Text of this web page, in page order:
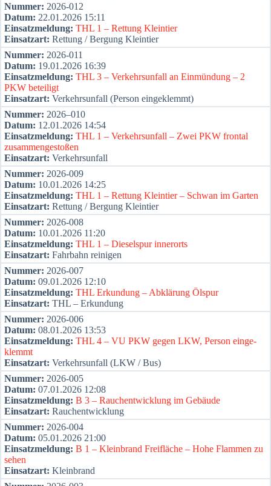
Num­mer: 2026-012
Datum: 22.01.2026 15:11
Ein­satz­mel­dung: THL 1 – Ret­tung Klein­tier
Ein­satz­art: Ret­tung / Ber­gung Klein­tier
Num­mer: 2026-011
Datum: 19.01.2026 16:39
Ein­satz­mel­dung: THL 3 – Ver­kehrs­un­fall an Ein­mün­dung – 2
PKW betei­ligt
Ein­satz­art: Ver­kehrs­un­fall (Per­son ein­ge­klemmt)
Num­mer: 2026–010
Datum: 12.01.2026 14:54
Ein­satz­mel­dung: THL 1 – Ver­kehrs­un­fall – Zwei PKW fron­tal
zusam­men­ge­sto­ßen
Ein­satz­art: Ver­kehrs­un­fall
Num­mer: 2026-009
Datum: 10.01.2026 14:25
Ein­satz­mel­dung: THL 1 – Ret­tung Klein­tier – Schwan im Gar­ten
Ein­satz­art: Ret­tung / Ber­gung Klein­tier
Num­mer: 2026-008
Datum: 10.01.2026 11:20
Ein­satz­mel­dung: THL 1 – Die­sel­spur inner­orts
Ein­satz­art: Fahr­bahn rei­ni­gen
Num­mer: 2026-007
Datum: 09.01.2026 12:10
Ein­satz­mel­dung: THL Erkun­dung – Abklä­rung Ölspur
Ein­satz­art: THL – Erkun­dung
Num­mer: 2026-006
Datum: 08.01.2026 13:53
Ein­satz­mel­dung: THL 4 – VU PKW gegen LKW, Per­son ein­ge­
klemmt
Ein­satz­art: Ver­kehrs­un­fall (LKW / Bus)
Num­mer: 2026-005
Datum: 07.01.2026 12:08
Ein­satz­mel­dung: B 3 – Rauch­ent­wick­lung im Gebäu­de
Ein­satz­art: Rauch­ent­wick­lung
Num­mer: 2026-004
Datum: 05.01.2026 21:00
Ein­satz­mel­dung: B 1 – Klein­brand Frei­flä­che – Hohe Flam­men zu
sehen
Ein­satz­art: Klein­brand